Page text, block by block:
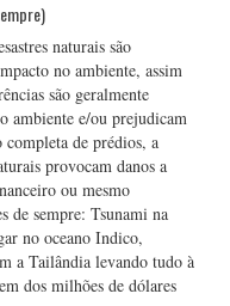
naturais são
no ambiente, assim
são geralmente
ambiente e/ou prejudicam
completa de prédios, a
provocam danos a
ou mesmo
de sempre: Tsunami na
no oceano Indico,
a Tailândia levando tudo à
dos milhões de dólares